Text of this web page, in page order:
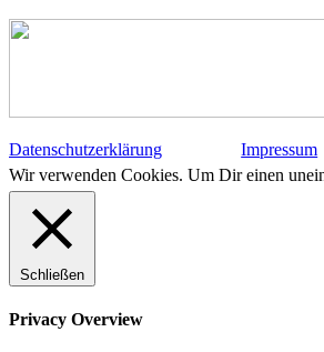
Datenschutzerklärung Impressum
Wir verwenden Cookies. Um Dir einen
Schließen
Privacy Overview